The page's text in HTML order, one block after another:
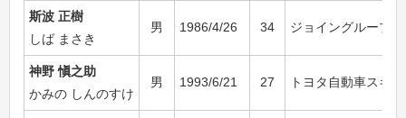
斯波 正樹
しば まさき
男 1986/4/26 34 ジョイングループ
神野 愼之助
かみの しんのすけ
男 1993/6/21 27 トヨタ自動車スキ